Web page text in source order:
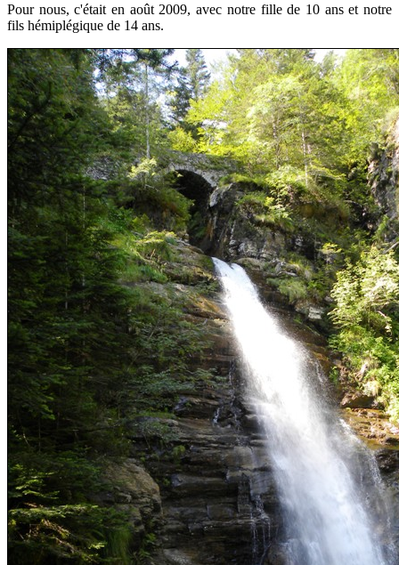
Pour nous, c'était en août 2009, avec notre fille de 10 ans et notre
fils hémiplégique de 14 ans.